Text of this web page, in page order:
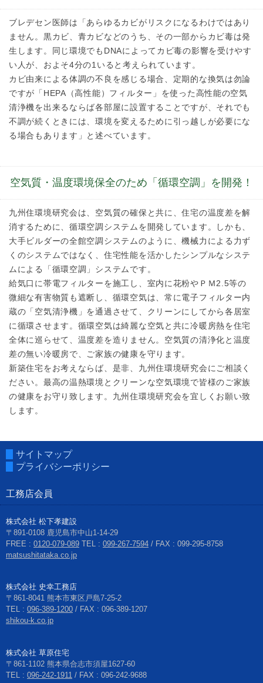
ブレデセン医師は「あらゆるカビがリスクになるわけではあり
ません。黒カビ、青カビなどのうち、その一部からカビ毒は発
生します。同じ環境でもDNAによってカビ毒の影響を受けやす
い人が、およそ4分の1いると考えられています。
カビ由来による体調の不良を感じる場合、定期的な換気は勿論
ですが「HEPA（高性能）フィルター」を使った高性能の空気
清浄機を出来るならば各部屋に設置することですが、それでも
不調が続くときには、環境を変えるために引っ越しが必要にな
る場合もあります」と述べています。
空気質・温度環境保全のため「循環空調」を開発！
九州住環境研究会は、空気質の確保と共に、住宅の温度差を解
消するために、循環空調システムを開発しています。しかも、
大手ビルダーの全館空調システムのように、機械力による力ず
くのシステムではなく、住宅性能を活かしたシンプルなシステ
ムによる「循環空調」システムです。
給気口に帯電フィルターを施工し、室内に花粉やＰＭ2.5等の
微細な有害物質も遮断し、循環空気は、常に電子フィルター内
蔵の「空気清浄機」を通過させて、クリーンにしてから各居室
に循環させます。循環空気は綺麗な空気と共に冷暖房熱を住宅
全体に巡らせて、温度差を造りません。空気質の清浄化と温度
差の無い冷暖房で、ご家族の健康を守ります。
新築住宅をお考えならば、是非、九州住環境研究会にご相談く
ださい。最高の温熱環境とクリーンな空気環境で皆様のご家族
の健康をお守り致します。九州住環境研究会を宜しくお願い致
します。
サイトマップ
プライバシーポリシー
工務店会員
株式会社 松下孝建設
〒891-0108 鹿児島市中山1-14-29
FREE : 0120-079-089 TEL : 099-267-7594 / FAX : 099-295-8758
matsushitataka.co.jp
株式会社 史幸工務店
〒861-8041 熊本市東区戸島7-25-2
TEL : 096-389-1200 / FAX : 096-389-1207
shikou-k.co.jp
株式会社 草原住宅
〒861-1102 熊本県合志市須屋1627-60
TEL : 096-242-1911 / FAX : 096-242-9688